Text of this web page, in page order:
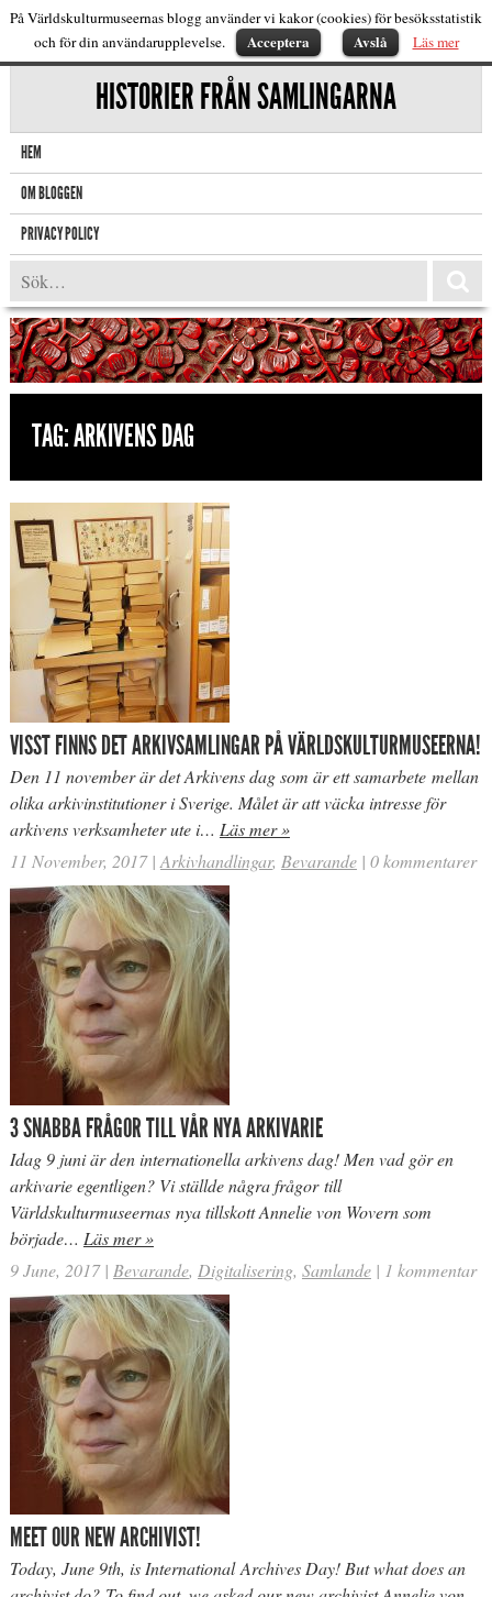
HISTORIER FRÅN SAMLINGARNA
HEM
OM BLOGGEN
PRIVACY POLICY
TAG:ARKIVENS DAG
VISST FINNS DET ARKIVSAMLINGAR PÅ VÄRLDSKULTURMUSEERNA!
Den 11 november är det Arkivens dag som är ett samarbete mellan
olika arkivinstitutioner i Sverige. Målet är att väcka intresse för
arkivens verksamheter ute i… Läs mer »
11 November, 2017 | Arkivhandlingar, Bevarande | 0 kommentarer
3 SNABBA FRÅGOR TILL VÅR NYA ARKIVARIE
Idag 9 juni är den internationella arkivens dag! Men vad gör en
arkivarie egentligen? Vi ställde några frågor till
Världskulturmuseernas nya tillskott Annelie von Wovern som
började… Läs mer »
9 June, 2017 | Bevarande, Digitalisering, Samlande | 1 kommentar
MEET OUR NEW ARCHIVIST!
Today, June 9th, is International Archives Day! But what does an
På Världskulturmuseernas blogg använder vi kakor (cookies) för besöksstatistik
och för din användarupplevelse.
Acceptera Avslå Läs mer